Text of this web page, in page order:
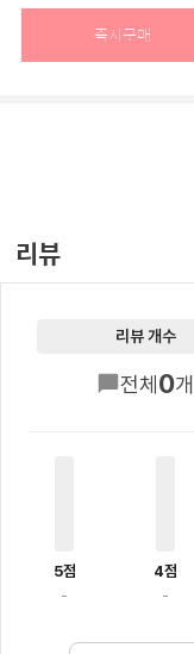
즉시구매
리뷰
리뷰 개수
전체0개
5점
-
4점
-